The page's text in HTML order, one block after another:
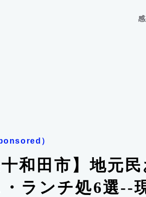
）
十和田市】地元
ランチ処6選--